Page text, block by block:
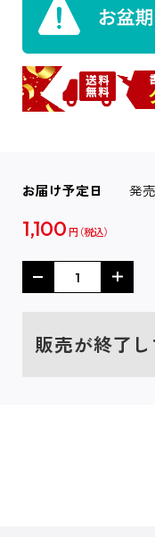
お届け予定日 発
1,100 円
販売が終了